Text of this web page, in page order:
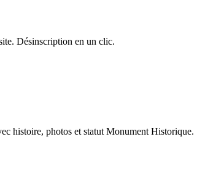
Désinscription en un clic.
histoire, photos et statut Monument Historique.